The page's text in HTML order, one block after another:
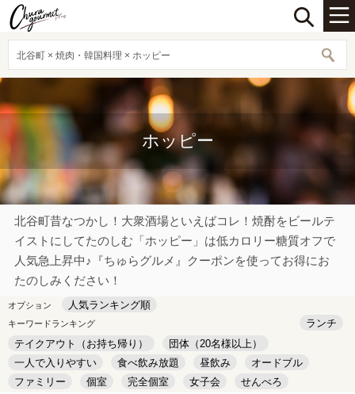
北谷町 × 焼肉・韓国料理 × ホッピー
ホッピー
北谷町昔なつかし！大衆酒場といえばコレ！焼酎をビールテ
イストにしてたのしむ「ホッピー」は低カロリー糖質オフで
人気急上昇中♪『ちゅらグルメ』クーポンを使ってお得にお
たのしみください！
オプション 人気ランキング順
キーワードランキング
ランチ
テイクアウト（お持ち帰り）
団体（20名様以上）
一人で入りやすい
食べ飲み放題 昼飲み
オードブル
ファミリー
個室 完全個室 女子会
せんべろ